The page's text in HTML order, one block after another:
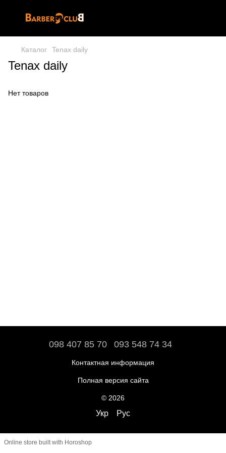
Каталог Tenax daily
Tenax daily
Нет товаров
098 407 85 70 093 548 74 34
Контактная информация
Полная версия сайта
© 2026
Укр Рус
Online store built with Horoshop